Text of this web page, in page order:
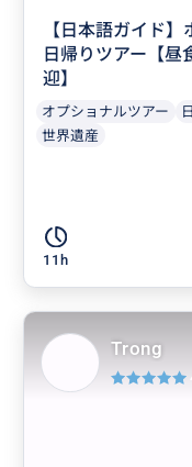
【日本語ガイド
日帰りツアー【昼
迎】
オプショナルツアー
世界遺産
11h
Trong